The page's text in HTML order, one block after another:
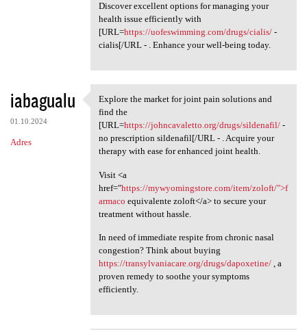
Discover excellent options for managing your
health issue efficiently with
[URL=https://uofeswimming.com/drugs/cialis/-
cialis[/URL - . Enhance your well-being today.
iabagualu
01.10.2024
Adres
Explore the market for joint
Explore the market for joint pain solutions and
find the
[URL=https://johncavaletto.org/drugs/sildenafil/-
no prescription sildenafil[/URL - . Acquire your
therapy with ease for enhanced joint health.
Visit <a
href="https://mywyomingstore.com/item/zoloft/">f
armaco equivalente zoloft</a> to secure your
treatment without hassle.
In need of immediate respite from chronic nasal
congestion? Think about buying
https://transylvaniacare.org/drugs/dapoxetine/, a
proven remedy to soothe your symptoms
efficiently.